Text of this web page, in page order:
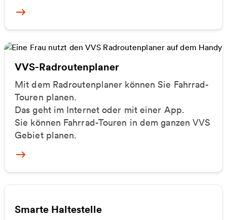
Mehr zu VVS Rider
VVS-Radroutenplaner
Mit dem Radroutenplaner können Sie Fahrrad-
Touren planen.
Das geht im Internet oder mit einer App.
Sie können Fahrrad-Touren in dem ganzen VVS
Gebiet planen.
Zum Routenplaner
Smarte Haltestelle